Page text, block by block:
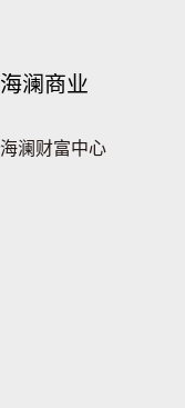
海澜商业
海澜财富中心